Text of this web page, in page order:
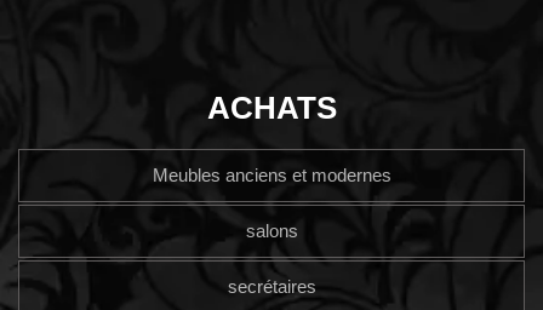
ACHATS
Meubles anciens et modernes
salons
secrétaires